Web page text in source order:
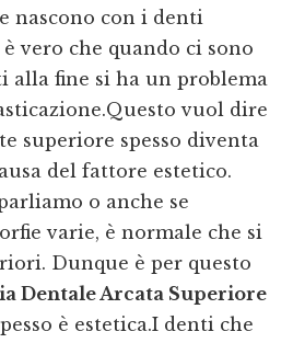
nascono con i denti
vero che quando ci sono
alla fine si ha un problema
vuol dire
superiore spesso diventa
del fattore estetico.
o anche se
varie, è normale che si
Dunque è per questo
Dentale Arcata Superiore
è estetica.I denti che